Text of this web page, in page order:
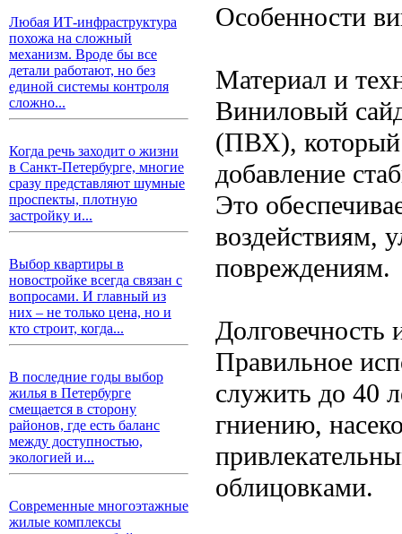
Любая ИТ-инфраструктура
похожа на сложный
механизм. Вроде бы все
детали работают, но без
единой системы контроля
сложно...
Когда речь заходит о жизни
в Санкт-Петербурге, многие
сразу представляют шумные
проспекты, плотную
застройку и...
Выбор квартиры в
новостройке всегда связан с
вопросами. И главный из
них – не только цена, но и
кто строит, когда...
В последние годы выбор
жилья в Петербурге
смещается в сторону
районов, где есть баланс
между доступностью,
экологией и...
Современные многоэтажные
жилые комплексы
Особенности
Материал и
Виниловый
(ПВХ), который
добавление
Это
воздействиям,
повреждениям.
Долговечность
Правильное
служить до 40
гниению,
облицовками.